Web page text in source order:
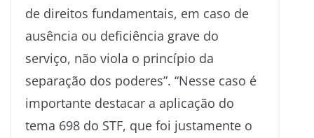
de direitos fundamentais, em caso de
ausência ou deficiência grave do
serviço, não viola o princípio da
separação dos poderes”. “Nesse caso é
importante destacar a aplicação do
tema 698 do STF, que foi justamente o